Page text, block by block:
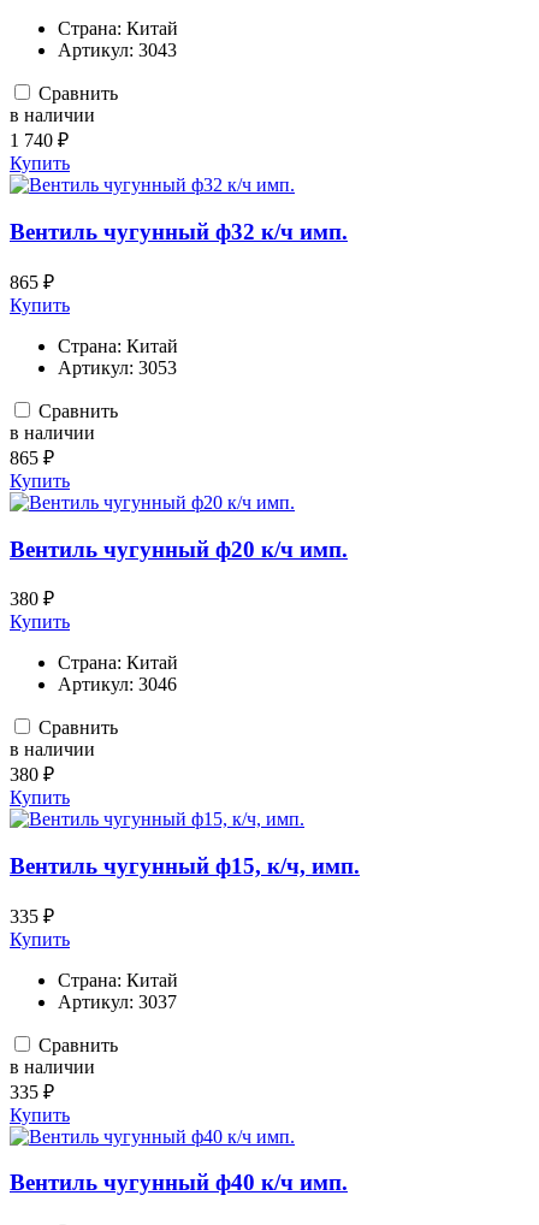
Страна: Китай
Артикул: 3043
Сравнить
в наличии
1 740 ₽
Купить
Вентиль чугунный ф32 к/ч имп.
865 ₽
Купить
Страна: Китай
Артикул: 3053
Сравнить
в наличии
865 ₽
Купить
Вентиль чугунный ф20 к/ч имп.
380 ₽
Купить
Страна: Китай
Артикул: 3046
Сравнить
в наличии
380 ₽
Купить
Вентиль чугунный ф15, к/ч, имп.
335 ₽
Купить
Страна: Китай
Артикул: 3037
Сравнить
в наличии
335 ₽
Купить
Вентиль чугунный ф40 к/ч имп.